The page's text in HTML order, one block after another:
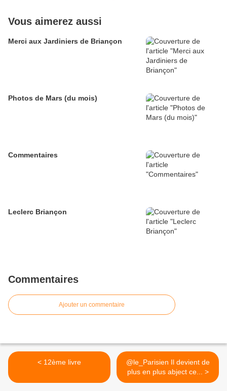
Vous aimerez aussi
Merci aux Jardiniers de Briançon
Photos de Mars (du mois)
Commentaires
Leclerc Briançon
Commentaires
Ajouter un commentaire
< 12ème livre
@le_Parisien Il devient de
plus en plus abject ce... >